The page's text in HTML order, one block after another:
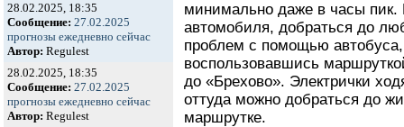
28.02.2025, 18:35
Сообщение: 27.02.2025
прогнозы ежедневно сейчас
Автор: Regulest
28.02.2025, 18:35
Сообщение: 27.02.2025
прогнозы ежедневно сейчас
Автор: Regulest
минимально даже в часы пик.
автомобиля, добраться до
проблем с помощью
воспользовавшись
до «Брехово». Электрички
оттуда можно добраться до
маршрутке.